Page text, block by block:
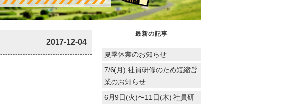
2017-12-04
最新の記事
夏季休業のお知らせ
7/6(月) 社員研修のため短縮営
業のお知らせ
6月9日(火)〜11日(木) 社員研